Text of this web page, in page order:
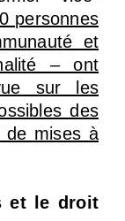
personnes
et
– ont
sur les
des
de mises à
et le droit